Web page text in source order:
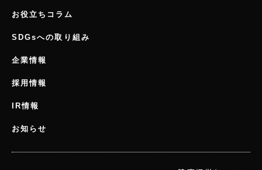
お役立ちコラム
SDGsへの取り組み
企業情報
採用情報
IR情報
お知らせ